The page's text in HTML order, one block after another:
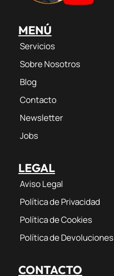
MENÚ
Servicios
Sobre Nosotros
Blog
Contacto
Newsletter
Jobs
LEGAL
Aviso Legal
Política de Privacidad
Política de Cookies
Política de Devoluciones
CONTACTO